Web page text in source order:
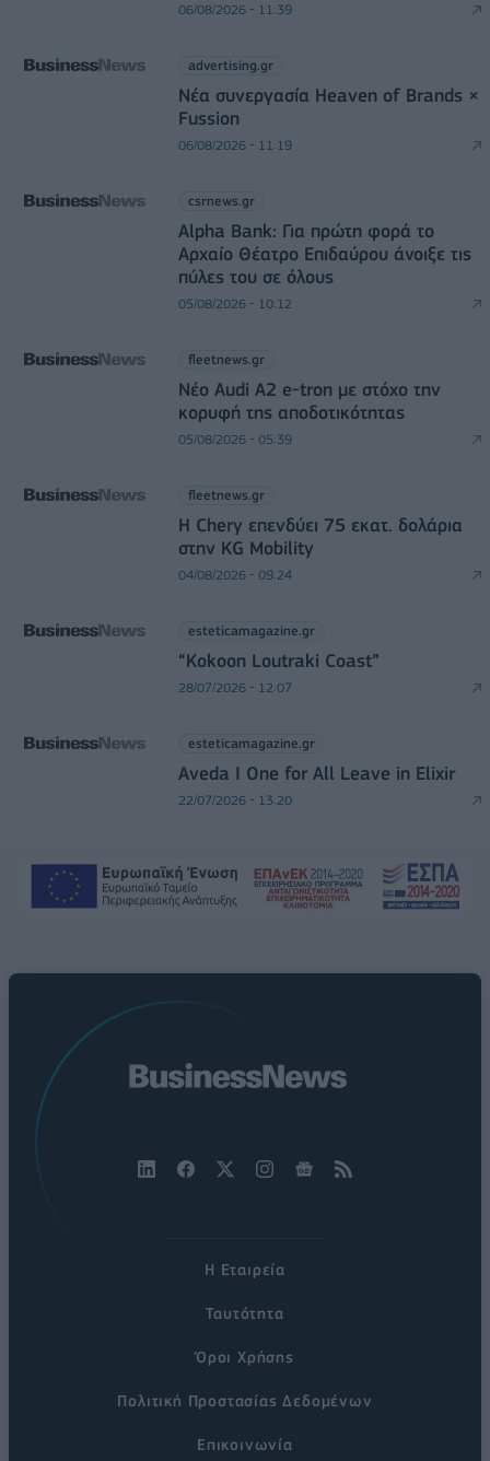
06/08/2026 - 11:39
advertising.gr
Νέα συνεργασία Heaven of Brands ×
Fussion
06/08/2026 - 11:19
csrnews.gr
Alpha Bank: Για πρώτη φορά το
Αρχαίο Θέατρο Επιδαύρου άνοιξε τις
πύλες του σε όλους
05/08/2026 - 10:12
fleetnews.gr
Νέο Audi A2 e-tron με στόχο την
κορυφή της αποδοτικότητας
05/08/2026 - 05:39
fleetnews.gr
Η Chery επενδύει 75 εκατ. δολάρια
στην KG Mobility
04/08/2026 - 09:24
esteticamagazine.gr
“Kokoon Loutraki Coast”
28/07/2026 - 12:07
esteticamagazine.gr
Aveda I One for All Leave in Elixir
22/07/2026 - 13:20
Η Εταιρεία
Ταυτότητα
Όροι Χρήσης
Πολιτική Προστασίας Δεδομένων
Επικοινωνία